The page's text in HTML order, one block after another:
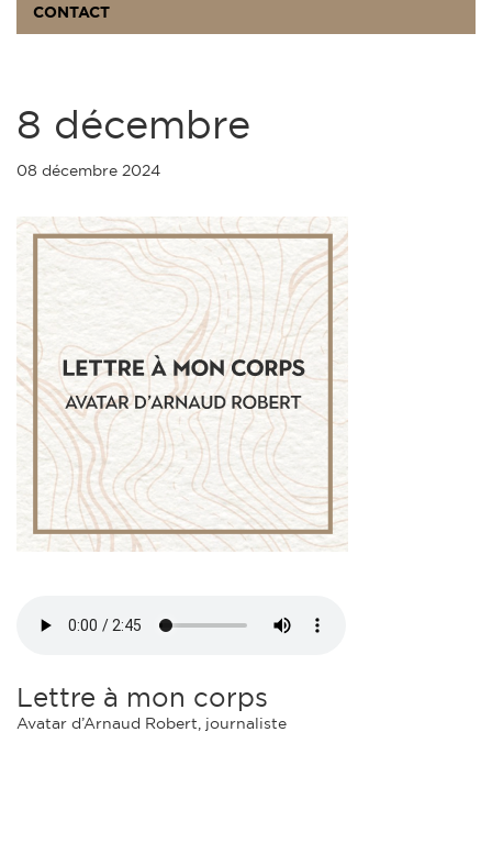
CONTACT
8 décembre
08 décembre 2024
Lettre à mon corps
Avatar d’Arnaud Robert, journaliste